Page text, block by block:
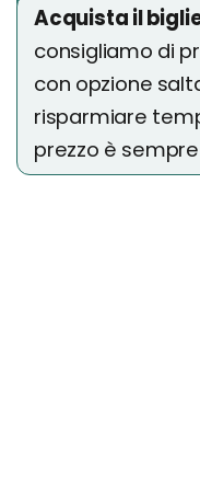
Acquista il
consigliamo di
con opzione
risparmiare
prezzo è